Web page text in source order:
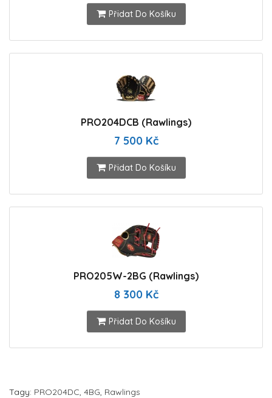
Přidat Do Košíku
PRO204DCB (Rawlings)
7 500 Kč
Přidat Do Košíku
PRO205W-2BG (Rawlings)
8 300 Kč
Přidat Do Košíku
Tagy: PRO204DC, 4BG, Rawlings